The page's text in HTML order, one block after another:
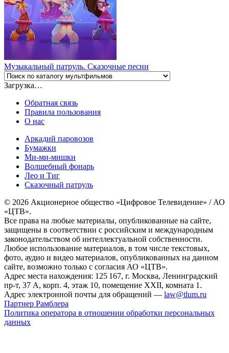
Музыкальный патруль. Сказочные песни
Загрузка…
Обратная связь
Правила пользования
О нас
Аркадий паровозов
Бумажки
Ми-ми-мишки
Волшебный фонарь
Лео и Тиг
Сказочный патруль
© 2026 Акционерное общество «Цифровое Телевидение» / АО
«ЦТВ».
Все права на любые материалы, опубликованные на сайте,
защищены в соответствии с российским и международным
законодательством об интеллектуальной собственности.
Любое использование материалов, в том числе текстовых,
фото, аудио и видео материалов, опубликованных на данном
сайте, возможно только с согласия АО «ЦТВ».
Адрес места нахождения: 125 167, г. Москва, Ленинградский
пр-т, 37 А, корп. 4, этаж 10, помещение XXII, комната 1.
Адрес электронной почты для обращений — law@tlum.ru
Партнер Рамблера
Политика оператора в отношении обработки персональных
данных